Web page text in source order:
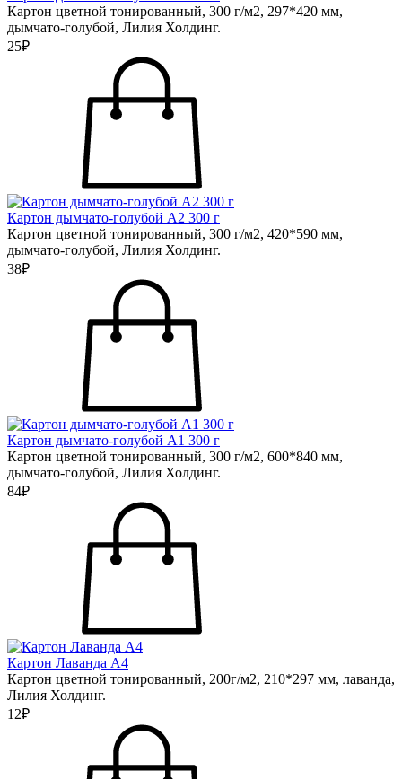
Картон цветной тонированный, 300 г/м2, 297*420 мм,
дымчато-голубой, Лилия Холдинг.
25₽
Картон дымчато-голубой А2 300 г
Картон цветной тонированный, 300 г/м2, 420*590 мм,
дымчато-голубой, Лилия Холдинг.
38₽
Картон дымчато-голубой А1 300 г
Картон цветной тонированный, 300 г/м2, 600*840 мм,
дымчато-голубой, Лилия Холдинг.
84₽
Картон Лаванда А4
Картон цветной тонированный, 200г/м2, 210*297 мм, лаванда,
Лилия Холдинг.
12₽